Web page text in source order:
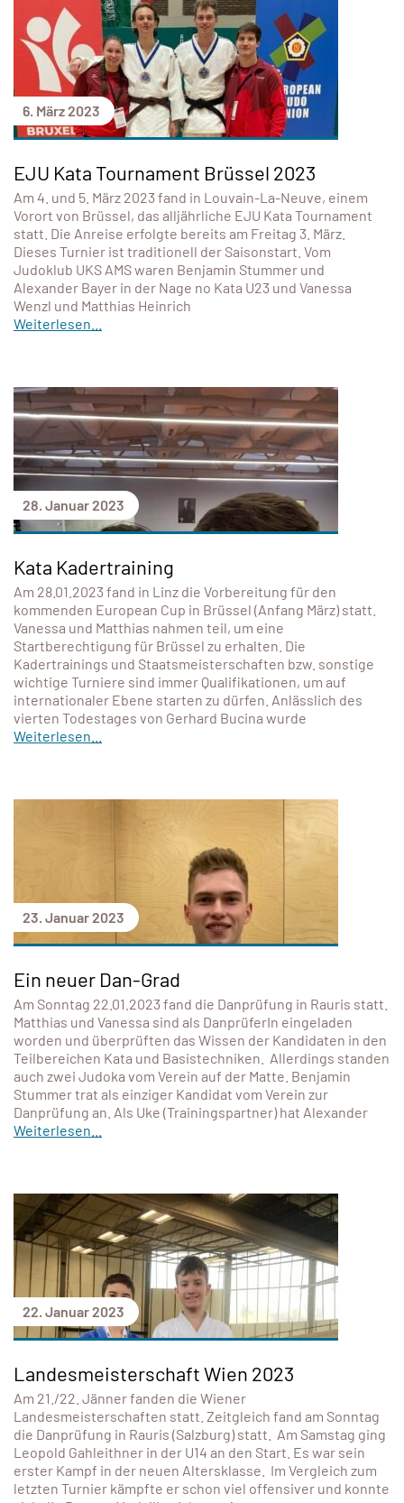
6. März 2023
EJU Kata Tournament Brüssel 2023
Am 4. und 5. März 2023 fand in Louvain-La-Neuve, einem
Vorort von Brüssel, das alljährliche EJU Kata Tournament
statt. Die Anreise erfolgte bereits am Freitag 3. März.
Dieses Turnier ist traditionell der Saisonstart. Vom
Judoklub UKS AMS waren Benjamin Stummer und
Alexander Bayer in der Nage no Kata U23 und Vanessa
Wenzl und Matthias Heinrich
Weiterlesen...
28. Januar 2023
Kata Kadertraining
Am 28.01.2023 fand in Linz die Vorbereitung für den
kommenden European Cup in Brüssel (Anfang März) statt.
Vanessa und Matthias nahmen teil, um eine
Startberechtigung für Brüssel zu erhalten. Die
Kadertrainings und Staatsmeisterschaften bzw. sonstige
wichtige Turniere sind immer Qualifikationen, um auf
internationaler Ebene starten zu dürfen. Anlässlich des
vierten Todestages von Gerhard Bucina wurde
Weiterlesen...
23. Januar 2023
Ein neuer Dan-Grad
Am Sonntag 22.01.2023 fand die Danprüfung in Rauris statt.
Matthias und Vanessa sind als DanprüferIn eingeladen
worden und überprüften das Wissen der Kandidaten in den
Teilbereichen Kata und Basistechniken. Allerdings standen
auch zwei Judoka vom Verein auf der Matte. Benjamin
Stummer trat als einziger Kandidat vom Verein zur
Danprüfung an. Als Uke (Trainingspartner) hat Alexander
Weiterlesen...
22. Januar 2023
Landesmeisterschaft Wien 2023
Am 21./22. Jänner fanden die Wiener
Landesmeisterschaften statt. Zeitgleich fand am Sonntag
die Danprüfung in Rauris (Salzburg) statt. Am Samstag ging
Leopold Gahleithner in der U14 an den Start. Es war sein
erster Kampf in der neuen Altersklasse. Im Vergleich zum
letzten Turnier kämpfte er schon viel offensiver und konnte